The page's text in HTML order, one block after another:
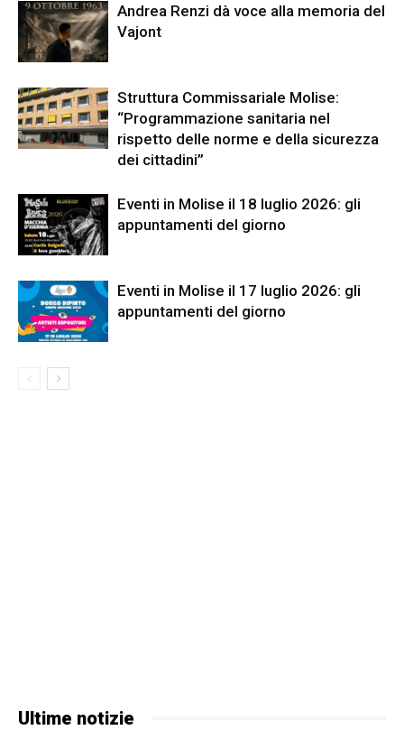
Andrea Renzi dà voce alla memoria del
Vajont
Struttura Commissariale Molise:
“Programmazione sanitaria nel
rispetto delle norme e della sicurezza
dei cittadini”
Eventi in Molise il 18 luglio 2026: gli
appuntamenti del giorno
Eventi in Molise il 17 luglio 2026: gli
appuntamenti del giorno
Ultime notizie